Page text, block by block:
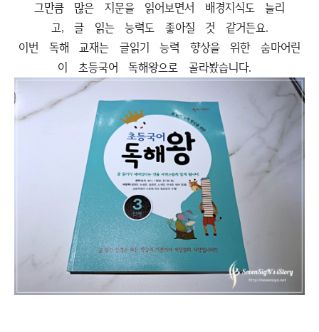
그만큼 많은 지문을 읽어보면서 배경지식도 늘리
고, 글 읽는 능력도 좋아질 것 같거든요.
이번 독해 교재는 글읽기 능력 향상을 위한 숨마어린
이 초등국어 독해왕으로 골라봤습니다.